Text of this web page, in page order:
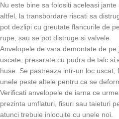
Nu este bine sa folositi aceleasi
altfel, la transbordare riscati sa
pot dezlipi cu greutate flancurile de
rupe, sau se pot distruge si valvele.
Anvelopele de vara demontate de pe
uscate, presarate cu pudra de talc si
huse. Se pastreaza intr-un loc
unele peste altele pentru ca se
Verificati anvelopele de iarna ce
prezinta umflaturi, fisuri sau taieturi
atunci trebuie inlocuite cu unele noi.